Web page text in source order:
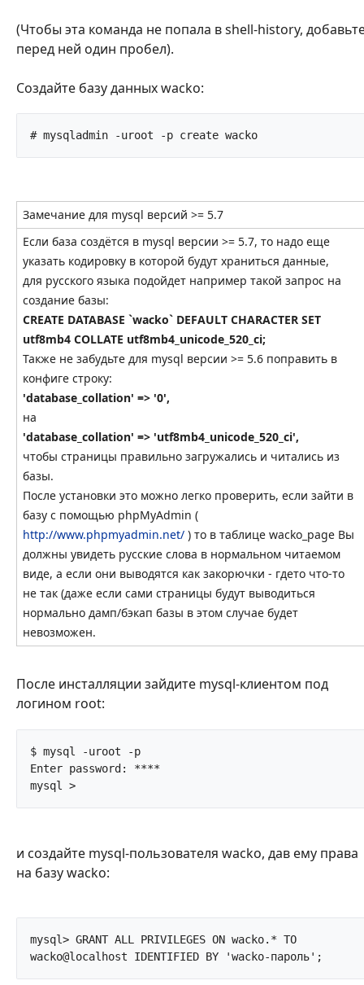
(Чтобы эта команда не попала в shell-history,
перед ней один пробел).
Создайте базу данных wacko:
Замечание для mysql версий >= 5.7
Если база создётся в mysql версии >= 5.7, то надо еще
указать кодировку в которой будут храниться данные,
для русского языка подойдет например такой запрос на
создание базы:
CREATE DATABASE `wacko` DEFAULT CHARACTER SET
utf8mb4 COLLATE utf8mb4_unicode_520_ci;
Также не забудьте для mysql версии >= 5.6 поправить в
конфиге строку:
'database_collation' => '0',
на
'database_collation' => 'utf8mb4_unicode_520_ci',
чтобы страницы правильно загружались и читались из
базы.
После установки это можно легко проверить, если зайти в
базу с помощью phpMyAdmin (
http://www.phpmyadmin.net/ ) то в таблице wacko_page Вы
должны увидеть русские слова в нормальном читаемом
виде, а если они выводятся как закорючки - гдето что-то
не так (даже если сами страницы будут выводиться
нормально дамп/бэкап базы в этом случае будет
невозможен.
После инсталляции зайдите mysql-клиентом под
логином root:
$ mysql -uroot -p
Enter password: ****
и создайте mysql-пользователя wacko, дав ему права
на базу wacko:
mysql> GRANT ALL PRIVILEGES ON wacko.* TO